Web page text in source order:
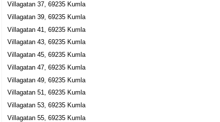
Villagatan 37, 69235 Kumla
Villagatan 39, 69235 Kumla
Villagatan 41, 69235 Kumla
Villagatan 43, 69235 Kumla
Villagatan 45, 69235 Kumla
Villagatan 47, 69235 Kumla
Villagatan 49, 69235 Kumla
Villagatan 51, 69235 Kumla
Villagatan 53, 69235 Kumla
Villagatan 55, 69235 Kumla